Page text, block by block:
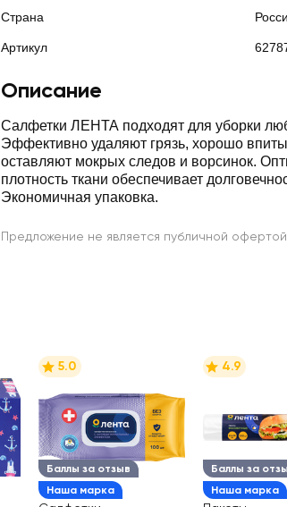
Страна
Артикул
Описание
Салфетки ЛЕНТА подходят для уборки
Эффективно удаляют грязь, хорошо
оставляют мокрых следов и ворсинок.
плотность ткани обеспечивает
Экономичная упаковка.
Предложение не является публичной офертой
Баллы за отзыв
Наша марка
5.0
Баллы за
Наша марка
4.9